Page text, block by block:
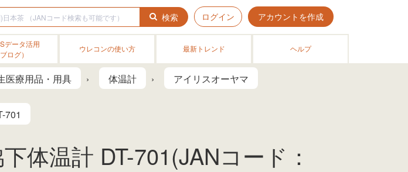
検索 ログイン アカウントを作成
データ活用
ブログ）
ウレコンの使い方 最新トレンド ヘルプ
医療用品・用具 体温計 アイリスオーヤマ
701
体温計 DT-701(JANコード：